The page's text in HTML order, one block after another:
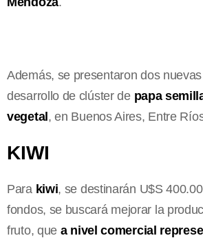
Además, se presentarondos
desarrollo de clúster de papa
vegetal, en Buenos Aires, Entre
KIWI
Para kiwi, se destinarán U$S
fondos, se buscará mejorar la
fruto, que a nivel comercial